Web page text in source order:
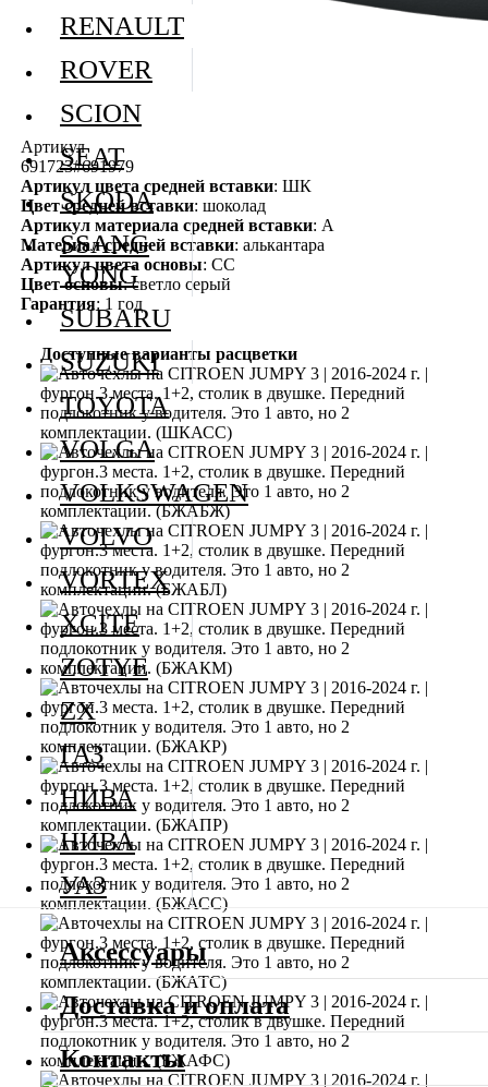
Артикул
691723#691979
Артикул цвета средней вставки: ШК
Цвет средней вставки: шоколад
Артикул материала средней вставки: А
Материал средней вставки: алькантара
Артикул цвета основы: СС
Цвет основы: светло серый
Гарантия: 1 год
Доступные варианты расцветки
RENAULT
ROVER
SCION
SEAT
SKODA
SSANG
YONG
SUBARU
SUZUKI
TOYOTA
VOLGA
VOLKSWAGEN
VOLVO
VORTEX
XCITE
ZOTYE
ZX
ГАЗ
НИВА
НИВА
УАЗ
Аксессуары
Доставка и оплата
Контакты